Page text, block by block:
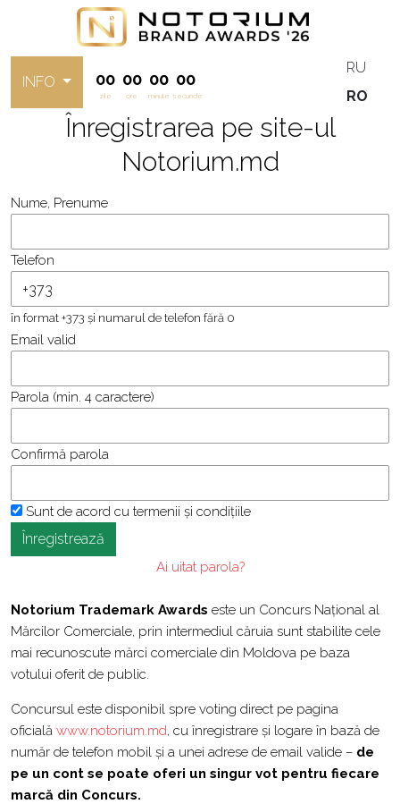
INFO 00
zile
00
ore
00
minute
00
secunde
RU
RO
Înregistrarea pe site-ul
Notorium.md
Nume, Prenume
Telefon
în format +373 și numarul de telefon fără 0
Email valid
Parola (min. 4 caractere)
Confirmă parola
Sunt de acord cu termenii și condițiile
Înregistrează
Ai uitat parola?
Notorium Trademark Awards este un Concurs Național al
Mărcilor Comerciale, prin intermediul căruia sunt stabilite cele
mai recunoscute mărci comerciale din Moldova pe baza
votului oferit de public.
Concursul este disponibil spre voting direct pe pagina
oficială www.notorium.md, cu înregistrare şi logare în bază de
număr de telefon mobil și a unei adrese de email valide – de
pe un cont se poate oferi un singur vot pentru fiecare
marcă din Concurs.